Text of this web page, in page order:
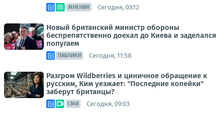
МНЕНИЯ Сегодня, 03:12
Новый британский министр обороны
беспрепятственно доехал до Киева и заделался
попугаем
ПАБЛИКИ Сегодня, 11:58
Разгром Wildberries и циничное обращение к
русским, Ким уезжает: "Последние копейки"
заберут британцы?
СМИ Сегодня, 09:03